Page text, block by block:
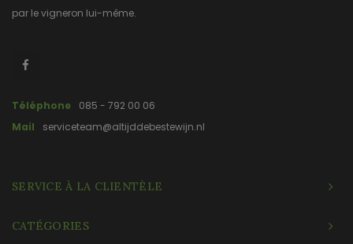
par le vigneron lui-même.
Téléphone
085 - 792 00 06
Mail
serviceteam@altijddebestewijn.nl
SERVICE À LA CLIENTÈLE
CATÉGORIES